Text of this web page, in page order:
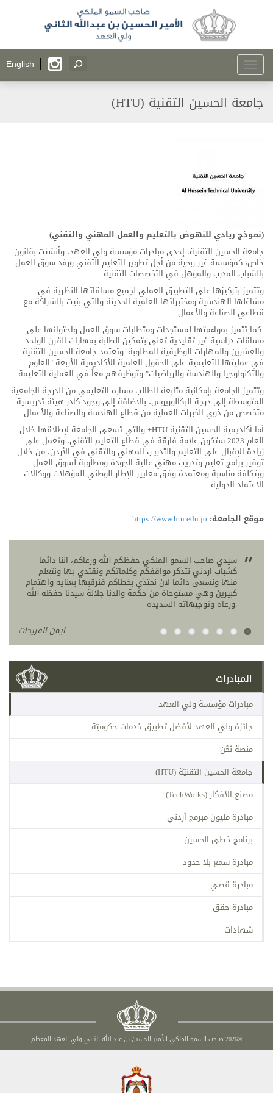
English Toggle
navigation
جامعة الحسين التقنية (HTU)
(نموذج ريادي للنهوض بالتعليم والعمل المهني والتقني)
جامعة الحسين التقنية، إحدى مبادرات مؤسسة ولي العهد، وأنشئت بقانون
خاص، كمؤسسة غير ربحية من أجل تطوير التعليم التقني ورفد سوق العمل
بالشباب المدرب والمؤهل في التخصصات التقنية.
وتتميز بتركيزها على التطبيق العملي لجميع مساقاتها النظرية في
مشاغلها الهندسية ومختبراتها العلمية الحديثة والتي بنيت بالشراكة مع
قطاعي الصناعة والأعمال.
كما تتميز بمواءمتها لمستجدات ومتطلبات سوق العمل واحتوائها على
مساقات دراسية غير تقليدية تعنى بتمكين الطلبة بمهارات القرن الواحد
والعشرين والمهارات الوظيفية المطلوبة. وتعتمد جامعة الحسين التقنية
في عمليتها التعليمية على الحقول العلمية الأكاديمية الأربعة "العلوم
والتكنولوجيا والهندسة والرياضيات" وتوظيفهم معاً في العملية التعليمة.
وتتميز الجامعة بإمكانية متابعة الطالب مساره التعليمي من الدرجة الجامعية
المتوسطة إلى درجة البكالوريوس، بالإضافة إلى وجود كادر هيئة تدريسية
متخصص من ذوي الخبرات العملية من قطاع الهندسة والصناعة والأعمال.
أما أكاديمية الحسين التقنية HTU+ والتي تسعى الجامعة لإطلاقها خلال
العام 2023 ستكون علامة فارقة في قطاع التعليم التقني، وتعمل على
زيادة الإقبال على التعليم والتدريب المهني والتقني في الأردن، من خلال
توفير برامج تعليم وتدريب مهني عالية الجودة ومطلوبة لسوق العمل
وبتكلفة مناسبة ومعتمدة وفق معايير الإطار الوطني للمؤهلات ووكالات
الاعتماد الدولية.
موقع الجامعة: https://www.htu.edu.jo
سيدي صاحب السمو الملكي حفظكم الله ورعاكم، اننا دائما
كشباب اردني نتذكر مواقفكم وكلماتكم ونقتدي بها ونتعلم
منها ونسعى دائما لان نحتذي بخطاكم فنرقبها بعنايه واهتمام
كبيرين وهي مستوحاة من حكمة والدنا جلالة سيدنا حفظه الله
ورعاه وتوجيهاته السديده.
ايمن الفريحات
المبادرات
مبادرات مؤسسة ولي العهد
جائزة ولي العهد لأفضل تطبيق خدمات حكوميّة
منصة نَحْن
جامعة الحسين التقنيّة (HTU)
مصنع الأفكار (TechWorks)
مبادرة مليون مبرمج أردني
برنامج خطى الحسين
مبادرة سمع بلا حدود
مبادرة قصي
مبادرة حقق
شهادات
©2026 صاحب السمو الملكي الأمير الحسين بن عبد الله الثاني ولي العهد المعظم